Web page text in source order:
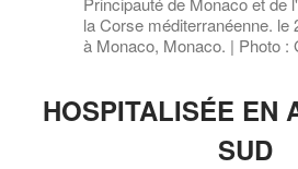
la Corse méditerranéenne. le
à Monaco, Monaco. | Photo :
HOSPITALISÉE EN
SUD